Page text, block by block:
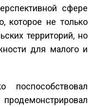
сфере
которое не только
территорий, но
для малого и